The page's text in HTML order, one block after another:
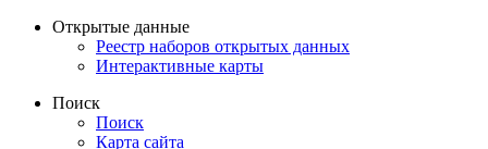
Открытые данные
Реестр наборов открытых данных
Интерактивные карты
Поиск
Поиск
Карта сайта